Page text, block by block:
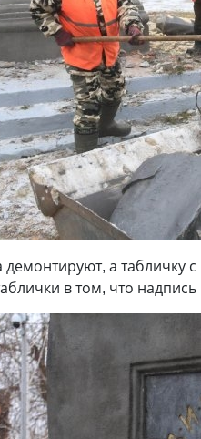
а табличку
в том, что